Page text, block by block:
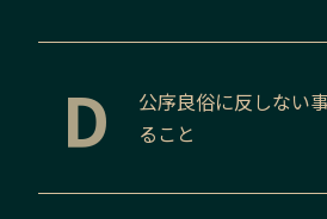
D
公序良俗に反しない
ること